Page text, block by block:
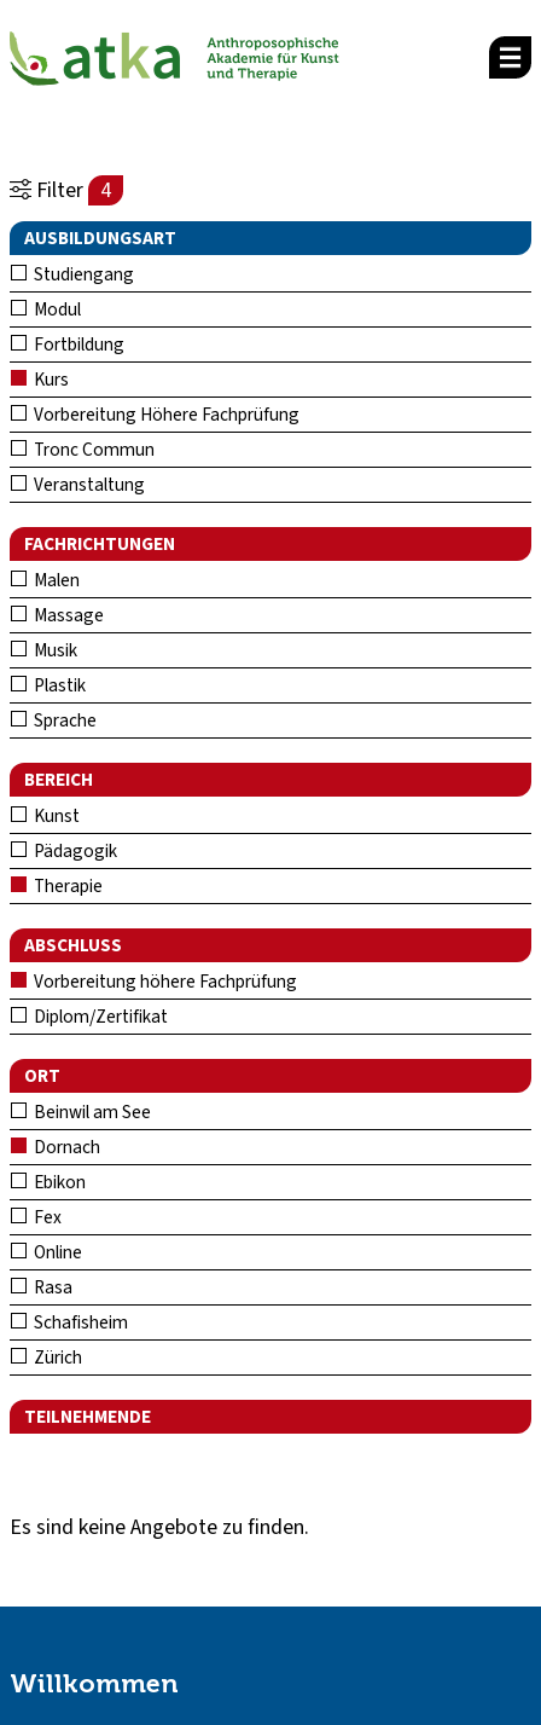
Filter 4
AUSBILDUNGSART
Studiengang
Modul
Fortbildung
Kurs
Vorbereitung Höhere Fachprüfung
Tronc Commun
Veranstaltung
FACHRICHTUNGEN
Malen
Massage
Musik
Plastik
Sprache
BEREICH
Kunst
Pädagogik
Therapie
ABSCHLUSS
Vorbereitung höhere Fachprüfung
Diplom/Zertifikat
ORT
Beinwil am See
Dornach
Ebikon
Fex
Online
Rasa
Schafisheim
Zürich
TEILNEHMENDE
Es sind keine Angebote zu finden.
Willkommen